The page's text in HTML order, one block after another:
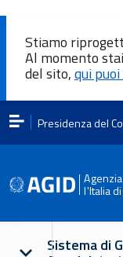
Stiamo
Al momento
del sito,qui
Presidenza del
l'Italia
Navigazione
Sistema di